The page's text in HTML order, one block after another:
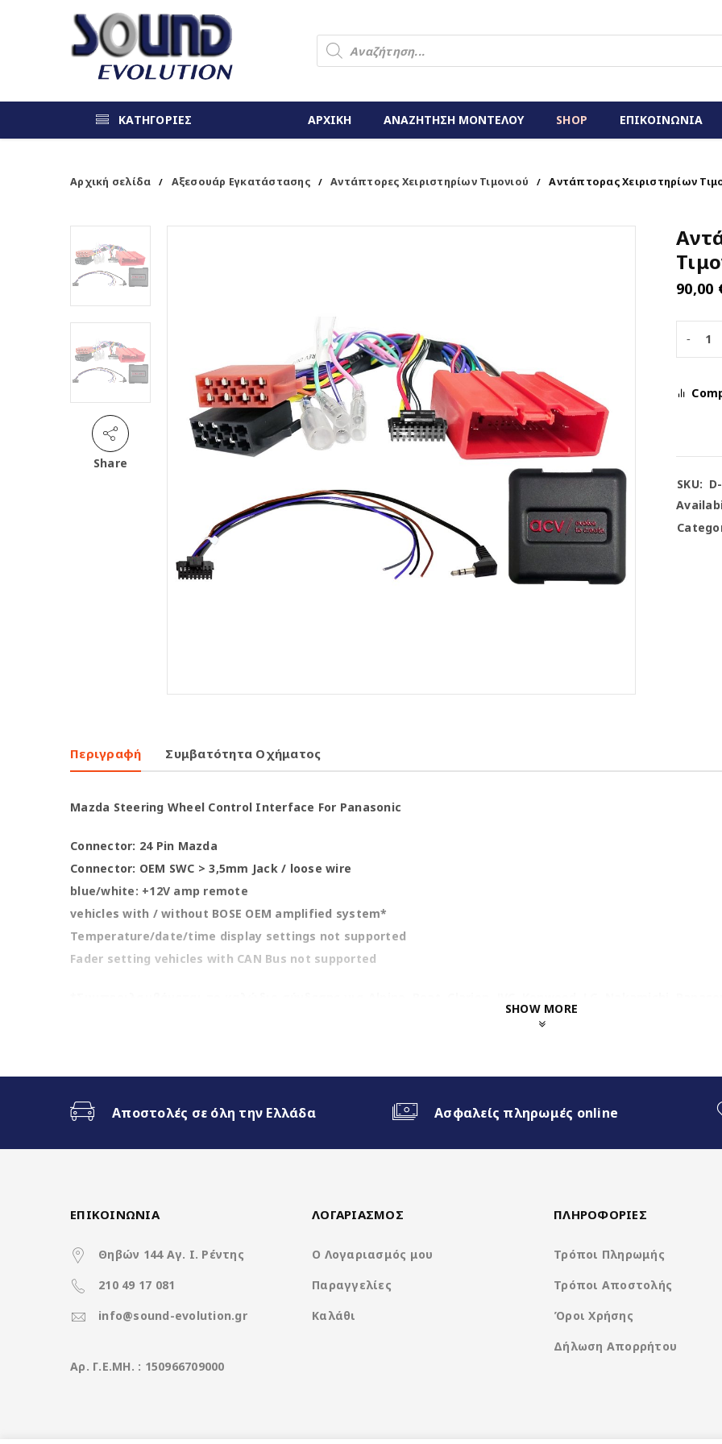
ΚΑΤΗΓΟΡΙΕΣ ΑΡΧΙΚΗ ΑΝΑΖΗΤΗΣΗ ΜΟΝΤΕΛΟΥ SHOP ΕΠΙΚΟΙΝΩΝΙΑ
Αρχική σελίδα / Αξεσουάρ Εγκατάστασης / Αντάπτορες Χειριστηρίων Τιμονιού / Αντάπτορας Χειριστηρίων
Share
90,00
SKU:
Περιγραφή Συμβατότητα Οχήματος
Mazda Steering Wheel Control Interface For Panasonic
Connector: 24 Pin Mazda
Connector: OEM SWC > 3,5mm Jack / loose wire
blue/white: +12V amp remote
vehicles with / without BOSE OEM amplified system*
Temperature/date/time display settings not supported
Fader setting vehicles with CAN Bus not supported
SHOW MORE
Αποστολές σε όλη την Ελλάδα Ασφαλείς πληρωμές online
ΕΠΙΚΟΙΝΩΝΙΑ
Θηβών 144 Αγ. Ι. Ρέντης
210 49 17 081
info@sound-evolution.gr
Aρ. Γ.Ε.ΜΗ. : 150966709000
ΛΟΓΑΡΙΑΣΜΟΣ
Ο Λογαριασμός μου
Παραγγελίες
Καλάθι
ΠΛΗΡΟΦΟΡΙΕΣ
Τρόποι Πληρωμής
Τρόποι Αποστολής
Όροι Χρήσης
Δήλωση Απορρήτου